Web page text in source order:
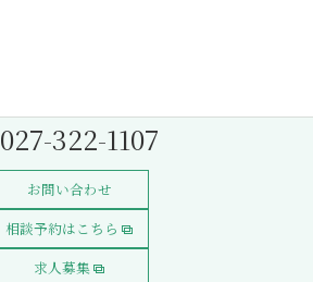
027-322-1107
お問い合わせ
相談予約はこちら
求人募集